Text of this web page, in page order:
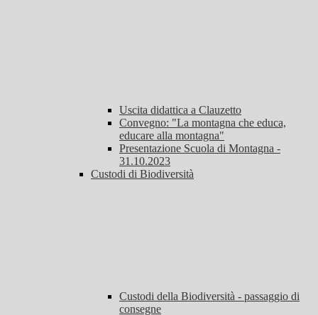
Uscita didattica a Clauzetto
Convegno: "La montagna che educa,
educare alla montagna"
Presentazione Scuola di Montagna -
31.10.2023
Custodi di Biodiversità
Custodi della Biodiversità - passaggio di
consegne